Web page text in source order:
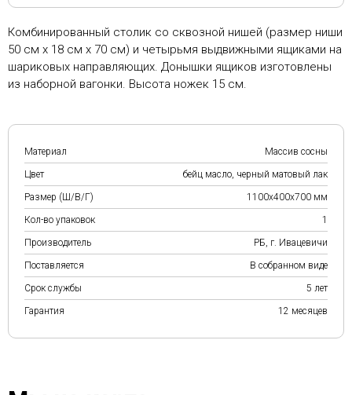
Комбинированный столик со сквозной нишей (размер ниши
50 см х 18 см х 70 см) и четырьмя выдвижными ящиками на
шариковых направляющих. Донышки ящиков изготовлены
из наборной вагонки. Высота ножек 15 см.
Материал Массив сосны
Цвет бейц масло, черный матовый лак
Размер (Ш/В/Г) 1100х400х700 мм
Кол-во упаковок 1
Производитель РБ, г. Ивацевичи
Поставляется В собранном виде
Срок службы 5 лет
Гарантия 12 месяцев